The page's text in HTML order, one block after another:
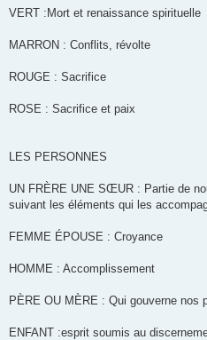
VERT :Mort et renaissance spirituelle
MARRON : Conflits, révolte
ROUGE : Sacrifice
ROSE : Sacrifice et paix
LES PERSONNES
UN FRÈRE UNE SŒUR : Partie de
suivant les éléments qui les
FEMME ÉPOUSE : Croyance
HOMME : Accomplissement
PÈRE OU MÈRE : Qui gouverne nos
ENFANT :esprit soumis au